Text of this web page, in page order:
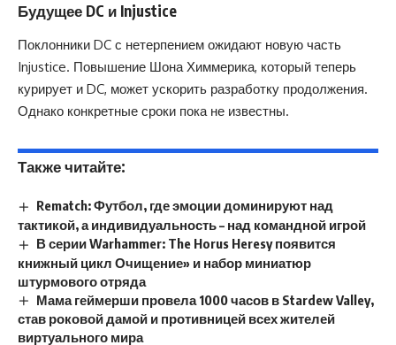
Будущее DC и Injustice
Поклонники DC с нетерпением ожидают новую часть
Injustice. Повышение Шона Химмерика, который теперь
курирует и DC, может ускорить разработку продолжения.
Однако конкретные сроки пока не известны.
Также читайте:
Rematch: Футбол, где эмоции доминируют над
тактикой, а индивидуальность – над командной игрой
В серии Warhammer: The Horus Heresy появится
книжный цикл Очищение» и набор миниатюр
штурмового отряда
Мама геймерши провела 1000 часов в Stardew Valley,
став роковой дамой и противницей всех жителей
виртуального мира